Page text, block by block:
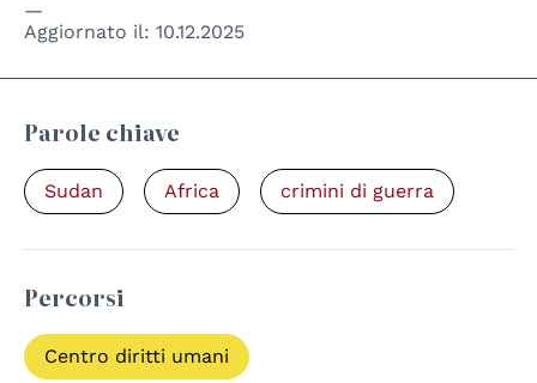
Aggiornato il: 10.12.2025
Parole chiave
Sudan Africa crimini di guerra
Percorsi
Centro diritti umani